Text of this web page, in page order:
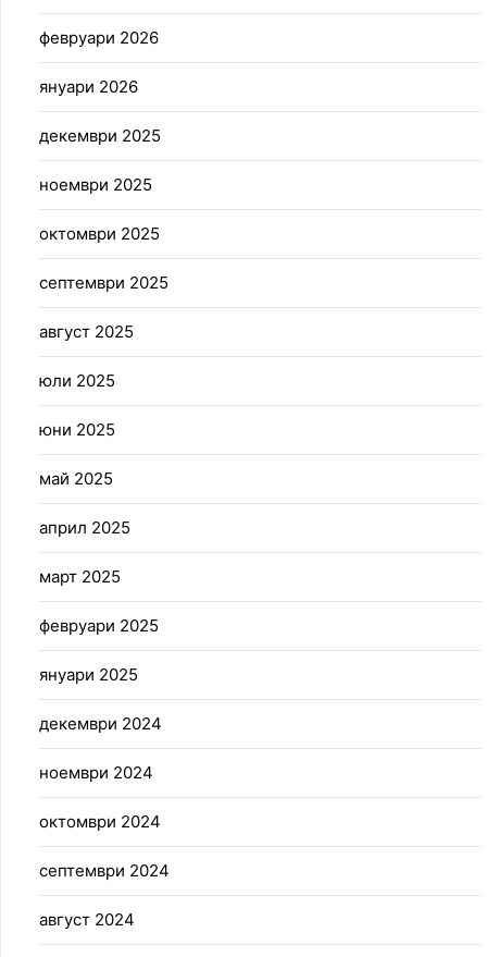
февруари 2026
януари 2026
декември 2025
ноември 2025
октомври 2025
септември 2025
август 2025
юли 2025
юни 2025
май 2025
април 2025
март 2025
февруари 2025
януари 2025
декември 2024
ноември 2024
октомври 2024
септември 2024
август 2024